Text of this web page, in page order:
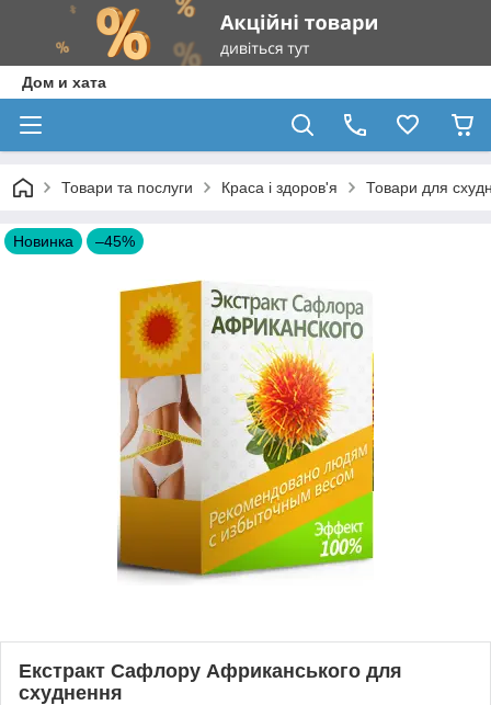
Дом и хата
Товари та послуги Краса і здоров'я Товари для
Новинка –45%
Екстракт Сафлору Африканського для
схуднення